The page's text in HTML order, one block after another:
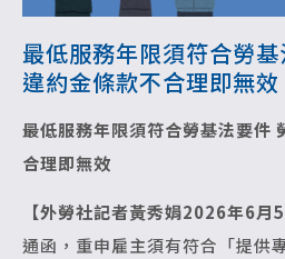
最低服務年限須符合勞
違約金條款不合理即無效
最低服務年限須符合勞基法要件
合理即無效
【外勞社記者黃秀娟2026年6月5
通函，重申雇主須有符合「提供